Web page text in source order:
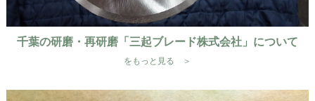
千葉の研磨・再研磨「三起ブレード株式会社」について
をもっと見る ＞